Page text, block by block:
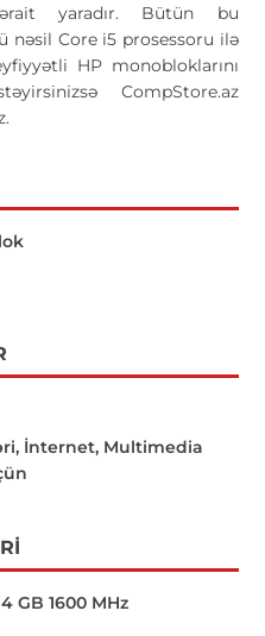
yaradır. Bütün bu
nəsil Core i5 prosessoru ilə
HP monobloklarını
CompStore.az
İnternet, Multimedia
GB 1600 MHz